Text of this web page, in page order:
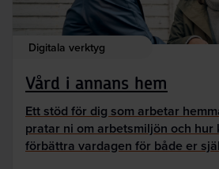
Digitala verktyg
Vård i annans hem
Ett stöd för dig som arbetar
pratar ni om arbetsmiljön och hur
förbättra vardagen för både er